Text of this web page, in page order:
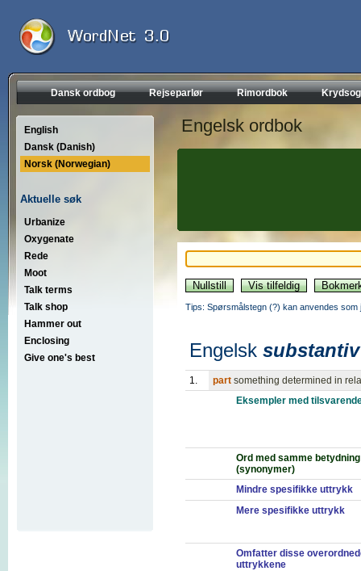
Dansk ordbog Rejseparlør Rimordbok
English
Dansk (Danish)
Norsk (Norwegian)
Aktuelle søk
Urbanize
Oxygenate
Rede
Moot
Talk terms
Talk shop
Hammer out
Enclosing
Give one's best
Engelsk ordbok
Tips: Spørsmålstegn (?) kan anvendes
Engelsk substantiv
1. part something determined in
Eksempler med
Ord med samme betydning
(synonymer)
Mindre spesifikke uttrykk
Mere spesifikke uttrykk
Omfatter disse
uttrykkene